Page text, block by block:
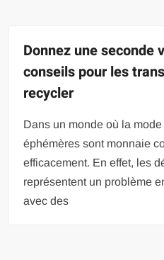
Donnez une seconde
conseils pour les
recycler
Dans un monde où la
éphémères sont monnaie
efficacement. En effet, les
représentent un problème
avec des